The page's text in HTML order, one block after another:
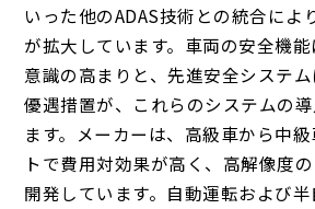
いった他のADAS技術との統合によ
が拡大しています。車両の安全機
意識の高まりと、先進安全システ
優遇措置が、これらのシステムの
ます。メーカーは、高級車から中
トで費用対効果が高く、高解像度
開発しています。自動運転および